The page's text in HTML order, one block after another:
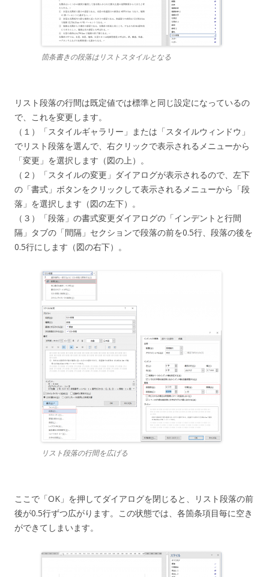
箇条書きの段落はリストスタイルとなる
リスト段落の行間は既定値では標準と同じ設定になっているの
で、これを変更します。
（１）「スタイルギャラリー」または「スタイルウィンドウ」
でリスト段落を選んで、右クリックで表示されるメニューから
「変更」を選択します（図の上）。
（２）「スタイルの変更」ダイアログが表示されるので、左下
の「書式」ボタンをクリックして表示されるメニューから「段
落」を選択します（図の左下）。
（３）「段落」の書式変更ダイアログの「インデントと行間
隔」タブの「間隔」セクションで段落の前を0.5行、段落の後を
0.5行にします（図の右下）。
リスト段落の行間を広げる
ここで「OK」を押してダイアログを閉じると、リスト段落の前
後が0.5行ずつ広がります。この状態では、各箇条項目毎に空き
ができてしまいます。